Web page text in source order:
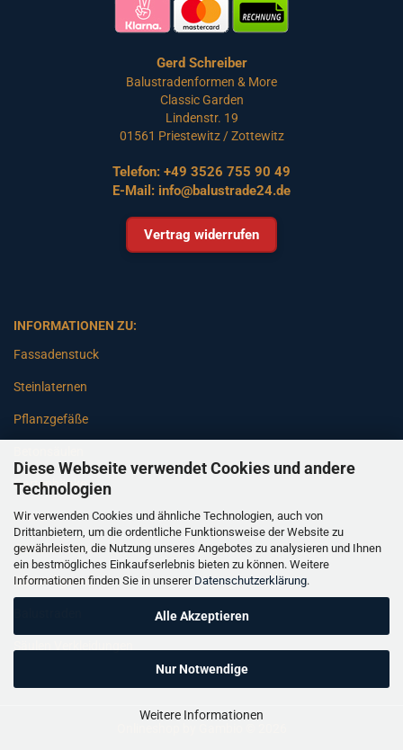
Diese Webseite verwendet Cookies und andere
Technologien
Wir verwenden Cookies und ähnliche Technologien, auch von
Drittanbietern, um die ordentliche Funktionsweise der Website zu
gewährleisten, die Nutzung unseres Angebotes zu analysieren und Ihnen
ein bestmögliches Einkaufserlebnis bieten zu können. Weitere
Informationen finden Sie in unserer Datenschutzerklärung.
Alle Akzeptieren
Nur Notwendige
Weitere Informationen
Gerd Schreiber
Balustradenformen & More
Classic Garden
Lindenstr. 19
01561 Priestewitz / Zottewitz
Telefon: +49 3526 755 90 49
E-Mail: info@balustrade24.de
Vertrag widerrufen
INFORMATIONEN ZU:
Fassadenstuck
Steinlaternen
Pflanzgefäße
Gartenbänke
Pfeiler
Gartenbrunnen
Gartenfiguren